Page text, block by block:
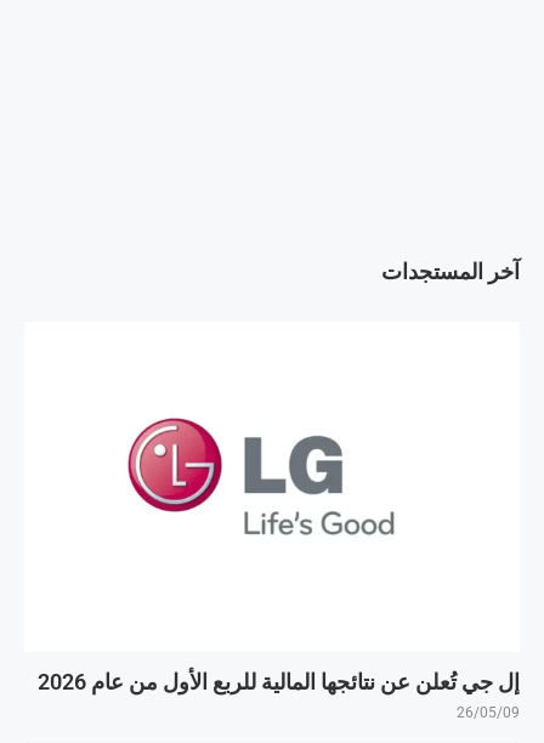
آخر المستجدات
إل جي تُعلن عن نتائجها المالية للربع الأول من عام 2026
26/05/09